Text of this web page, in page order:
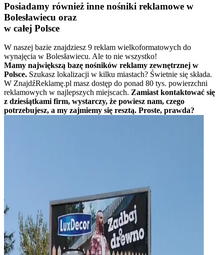
Posiadamy również inne nośniki reklamowe w
Bolesławiecu oraz
w całej Polsce
W naszej bazie znajdziesz 9 reklam wielkoformatowych do
wynajęcia w Bolesławiecu. Ale to nie wszystko!
Mamy największą bazę nośników reklamy zewnętrznej w
Polsce. Szukasz lokalizacji w kilku miastach? Świetnie się składa.
W ZnajdźReklamę.pl masz dostęp do ponad 80 tys. powierzchni
reklamowych w najlepszych miejscach. Zamiast kontaktować się
z dziesiątkami firm, wystarczy, że powiesz nam, czego
potrzebujesz, a my zajmiemy się resztą. Proste, prawda?